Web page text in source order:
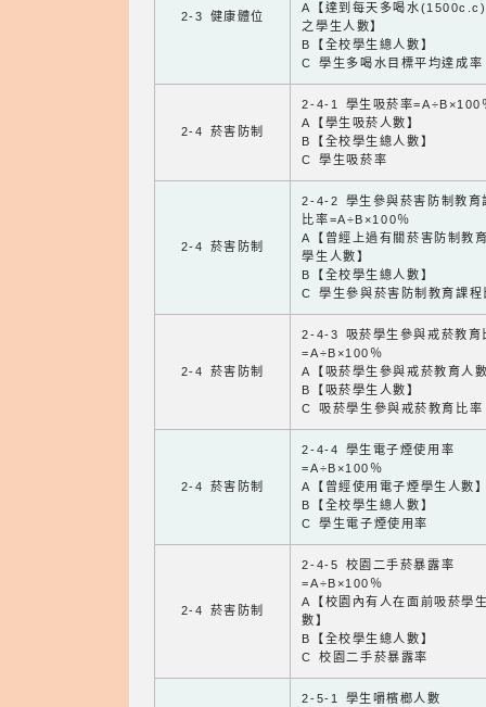
2-3 健康體位
A【達到每天多喝水
之學生人數】
B【全校學生總人數】
C 學生多喝水目標平均達成率
2-4 菸害防制
2-4-1 學生吸菸率=A÷B×100
A【學生吸菸人數】
B【全校學生總人數】
C 學生吸菸率
2-4 菸害防制
2-4-2 學生參與菸害防制教育
比率=A÷B×100％
A【曾經上過有關菸害防制教
學生人數】
B【全校學生總人數】
C 學生參與菸害防制教育課程
2-4 菸害防制
2-4-3 吸菸學生參與戒菸教育
=A÷B×100％
A【吸菸學生參與戒菸教育人
B【吸菸學生人數】
C 吸菸學生參與戒菸教育比率
2-4 菸害防制
2-4-4 學生電子煙使用率
=A÷B×100％
A【曾經使用電子煙學生人數
B【全校學生總人數】
C 學生電子煙使用率
2-4 菸害防制
2-4-5 校園二手菸暴露率
=A÷B×100％
A【校園內有人在面前吸菸學
數】
B【全校學生總人數】
C 校園二手菸暴露率
2-5-1 學生嚼檳榔人數